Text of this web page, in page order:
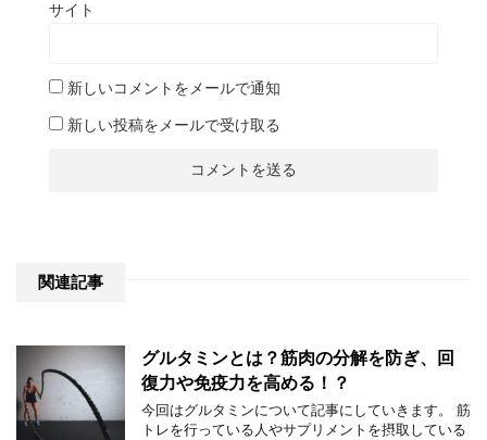
サイト
新しいコメントをメールで通知
新しい投稿をメールで受け取る
関連記事
グルタミンとは？筋肉の分解を防ぎ、回
復力や免疫力を高める！？
今回はグルタミンについて記事にしていきます。 筋
トレを行っている人やサプリメントを摂取している